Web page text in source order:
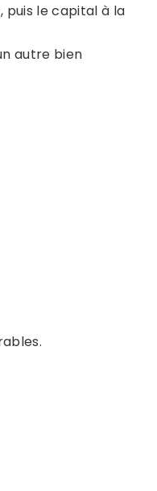
le capital à la
autre bien